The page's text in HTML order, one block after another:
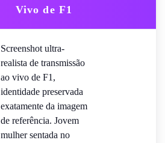
Vivo de F1
Screenshot ultra-
realista de transmissão
ao vivo de F1,
identidade preservada
exatamente da imagem
de referência. Jovem
mulher sentada no